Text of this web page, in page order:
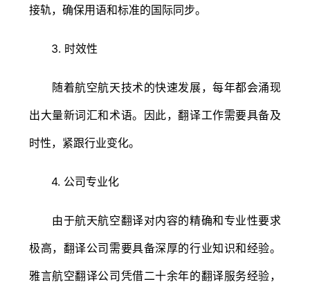
接轨，确保用语和标准的国际同步。
3. 时效性
随着航空航天技术的快速发展，每年都会涌现
出大量新词汇和术语。因此，翻译工作需要具备及
时性，紧跟行业变化。
4. 公司专业化
由于航天航空翻译对内容的精确和专业性要求
极高，翻译公司需要具备深厚的行业知识和经验。
雅言航空翻译公司凭借二十余年的翻译服务经验，